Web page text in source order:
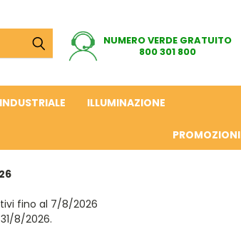
NUMERO VERDE GRATUITO
800 301 800
INDUSTRIALE ILLUMINAZIONE
PROMOZIONI
fino al 7/8/2026
8/2026.